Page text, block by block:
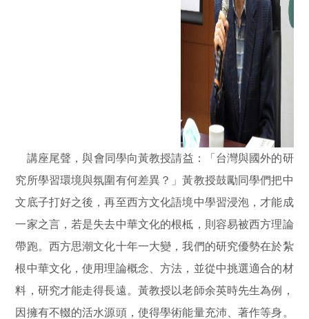
講座尾聲，與會同學向黃教授請益：「台灣與國外的研
究所學習環境與氛圍有何差異？」黃教授鼓勵同學們把中
文底子打好之後，再至西方文化語境中學習浸泡，才能成
一家之言，若是失去中華文化的根柢，則容易被西方理論
帶跑。西方思潮文化十年一大變，我們的研究優勢在於紮
根中華文化，使用理論概念、方法，並從中挑選適合的材
料，研究才能走得長遠。黃教授以老師余英時先生為例，
因擁有不輟的活水源頭，使得學術能量充沛、著作等身。